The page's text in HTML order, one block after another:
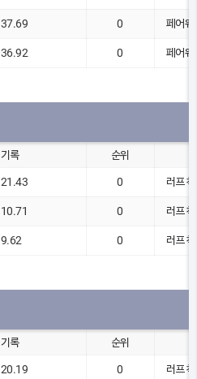
37.69 0 페어웨
36.92 0 페어웨
기록 순위
21.43 0 러프
10.71 0 러프
9.62 0 러프
기록 순위
20.19 0 러프